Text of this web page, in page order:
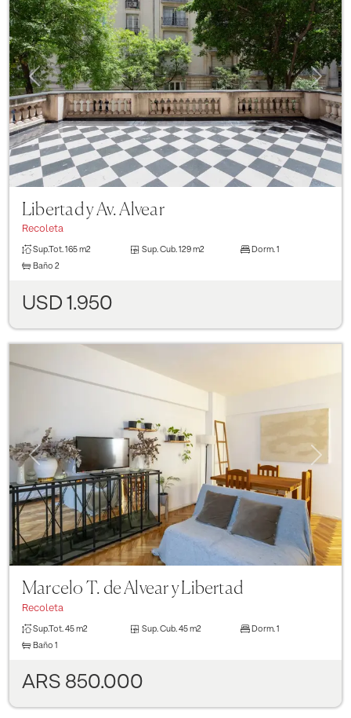
Previous Next
Libertad y Av. Alvear
Recoleta
Sup.Tot.165 m2 Sup. Cub. 129 m2 Dorm. 1
Baño 2
USD 1.950
Previous
Marcelo T. de Alvear y Libertad
Recoleta
Sup.Tot. 45 m2 Sup. Cub. 45 m2 Dorm. 1
Baño 1
ARS 850.000